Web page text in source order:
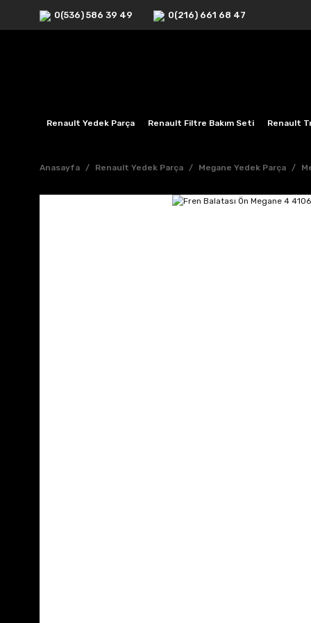
0(536) 586 39 49 0(216) 661 68 47
Renault Yedek Parça Renault Filtre Bakım Seti Renault
Anasayfa Renault Yedek Parça Megane Yedek Parça